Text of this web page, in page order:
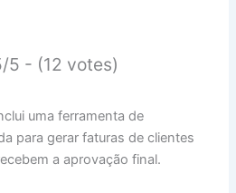
5 - (12 votes)
uma ferramenta de
para gerar faturas de clientes
a aprovação final.